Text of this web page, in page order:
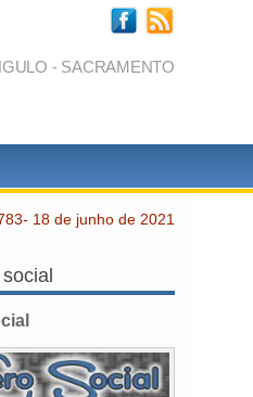
- SACRAMENTO
18 de junho de 2021